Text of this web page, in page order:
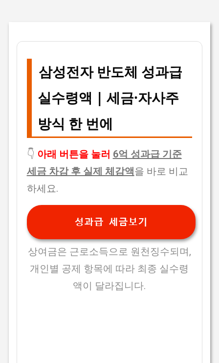
삼성전자 반도체 성과급
실수령액 | 세금·자사주
방식 한 번에
👇 아래 버튼을 눌러 6억 성과급 기준
세금 차감 후 실제 체감액을 바로 비교
하세요.
성과급 세금보기
상여금은 근로소득으로 원천징수되며,
개인별 공제 항목에 따라 최종 실수령
액이 달라집니다.